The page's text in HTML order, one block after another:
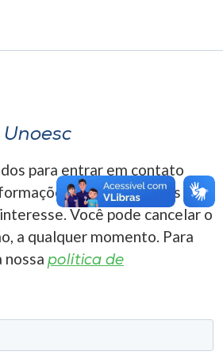
para entrar em contato
correlacionadas que
Você pode cancelar o
a qualquer momento. Para
nossa política de